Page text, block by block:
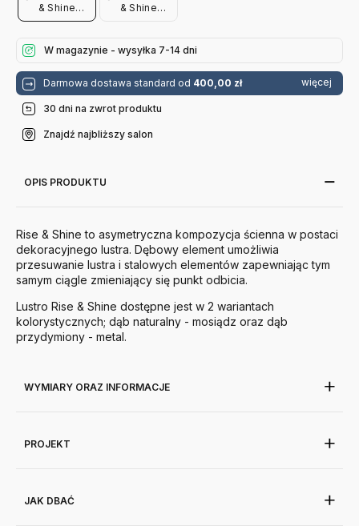
& Shine
Stalowe
& Shine
W magazynie - wysyłka 7-14 dni
Darmowa dostawa standard od 400,00 zł więcej
30 dni na zwrot produktu
Znajdź najbliższy salon
OPIS PRODUKTU
Rise & Shine to asymetryczna kompozycja ścienna w postaci
dekoracyjnego lustra. Dębowy element umożliwia
przesuwanie lustra i stalowych elementów zapewniając tym
samym ciągle zmieniający się punkt odbicia.
Lustro Rise & Shine dostępne jest w 2 wariantach
kolorystycznych; dąb naturalny - mosiądz oraz dąb
przydymiony - metal.
WYMIARY ORAZ INFORMACJE
PROJEKT
JAK DBAĆ